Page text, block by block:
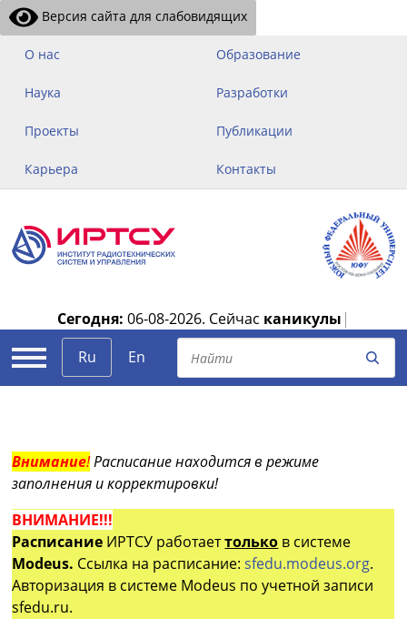
Версия сайта для слабовидящих
О нас Образование
Наука Разработки
Проекты Публикации
Карьера Контакты
Сегодня: 06-08-2026. Сейчас каникулы |
Ru
En
Внимание!Расписание находится в режиме
заполнения и корректировки!
ВНИМАНИЕ!!!
Расписание ИРТСУ работаеттолько в системе
Modeus. Ссылка на расписание:sfedu.modeus.org.
Авторизация в системе Modeus по учетной записи
sfedu.ru.